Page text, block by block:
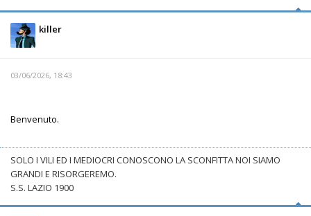
killer
03/06/2026, 18:43
Benvenuto.
SOLO I VILI ED I MEDIOCRI CONOSCONO LA SCONFITTA NOI SIAMO
GRANDI E RISORGEREMO.
S.S. LAZIO 1900